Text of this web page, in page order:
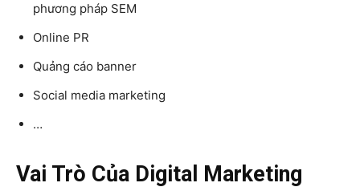
phương pháp SEM
Online PR
Quảng cáo banner
Social media marketing
…
Vai Trò Của Digital Marketing